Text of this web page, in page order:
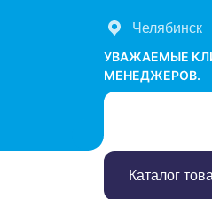
Челябинск
УВАЖАЕМЫЕ
МЕНЕДЖЕРОВ.
Каталог